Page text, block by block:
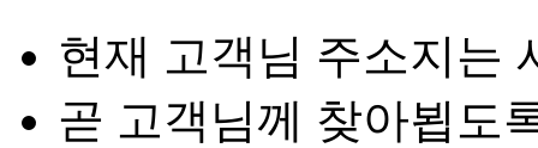
현재 고객님 주소지는
곧 고객님께 찾아뵙도